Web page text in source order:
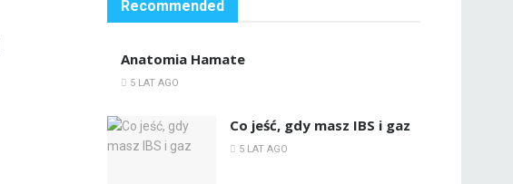
Recommended
Anatomia Hamate
5 LAT AGO
Co jeść, gdy masz IBS i gaz
5 LAT AGO